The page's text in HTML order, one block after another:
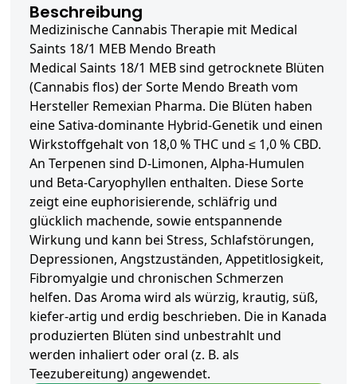
Beschreibung
Medizinische Cannabis Therapie mit Medical
Saints 18/1 MEB Mendo Breath
Medical Saints 18/1 MEB sind getrocknete Blüten
(Cannabis flos) der Sorte Mendo Breath vom
Hersteller Remexian Pharma. Die Blüten haben
eine Sativa-dominante Hybrid-Genetik und einen
Wirkstoffgehalt von 18,0 % THC und ≤ 1,0 % CBD.
An Terpenen sind D-Limonen, Alpha-Humulen
und Beta-Caryophyllen enthalten. Diese Sorte
zeigt eine euphorisierende, schläfrig und
glücklich machende, sowie entspannende
Wirkung und kann bei Stress, Schlafstörungen,
Depressionen, Angstzuständen, Appetitlosigkeit,
Fibromyalgie und chronischen Schmerzen
helfen. Das Aroma wird als würzig, krautig, süß,
kiefer-artig und erdig beschrieben. Die in Kanada
produzierten Blüten sind unbestrahlt und
werden inhaliert oder oral (z. B. als
Teezubereitung) angewendet.